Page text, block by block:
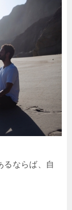
るならば、自